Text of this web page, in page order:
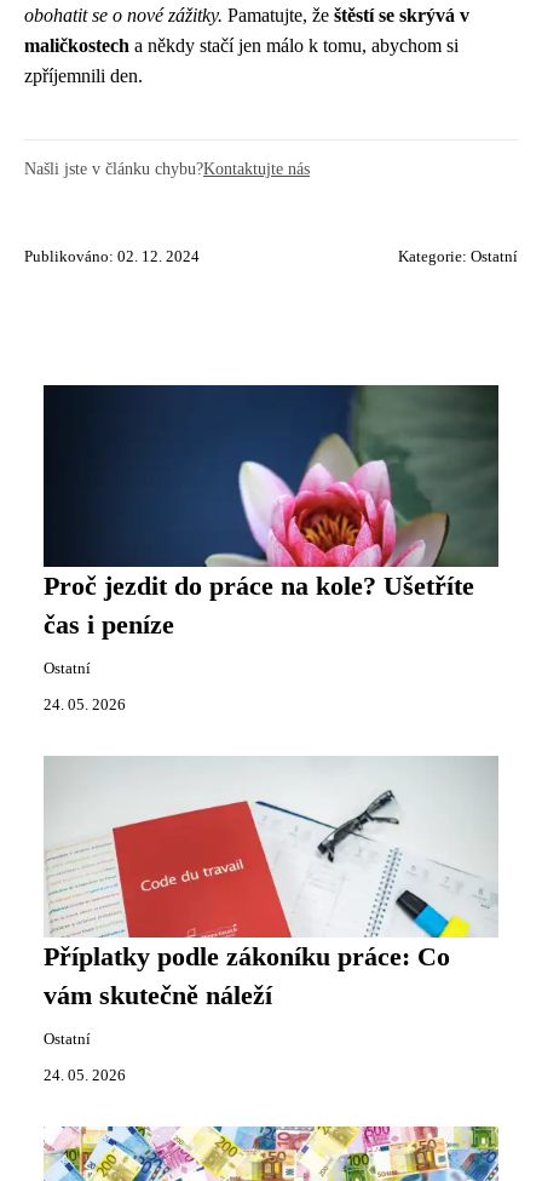
obohatit se o nové zážitky. Pamatujte, že štěstí se skrývá v
maličkostech a někdy stačí jen málo k tomu, abychom si
zpříjemnili den.
Našli jste v článku chybu?Kontaktujte nás
Publikováno: 02. 12. 2024 Kategorie: Ostatní
Proč jezdit do práce na kole? Ušetříte
čas i peníze
Ostatní
24. 05. 2026
Příplatky podle zákoníku práce: Co
vám skutečně náleží
Ostatní
24. 05. 2026